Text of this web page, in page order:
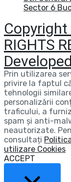
Sector 6
Copyright
RIGHTS
Prin utilizarea
privire la faptul
tehnologii
personalizării
traficului, a
spam și anti-
neautorizate.
consultați
utilizare Cookies
ACCEPT